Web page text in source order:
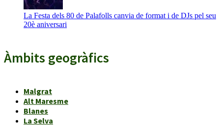
La Festa dels 80 de Palafolls canvia de format i de DJs pel seu
20è aniversari
Àmbits geogràfics
Malgrat
Alt Maresme
Blanes
La Selva